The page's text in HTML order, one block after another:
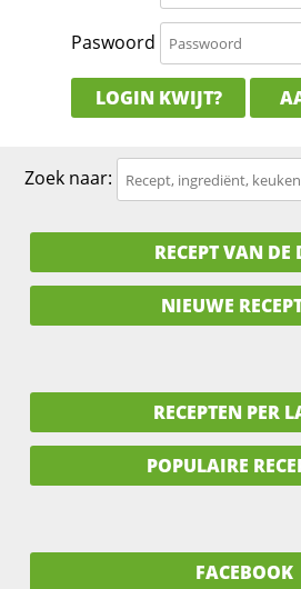
Paswoord
LOGIN KWIJT?
Zoek naar:
RECEPT VAN DE
NIEUWE
RECEPTEN PER
POPULAIRE
FACEBOOK